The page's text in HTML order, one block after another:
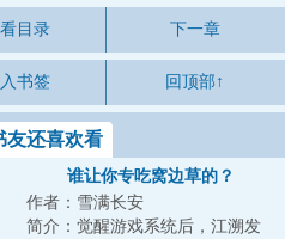
目录 下一章
书签 回顶部↑
友还喜欢看
谁让你专吃窝边草的？
作者：雪满长安
简介：觉醒游戏系统后，江溯发